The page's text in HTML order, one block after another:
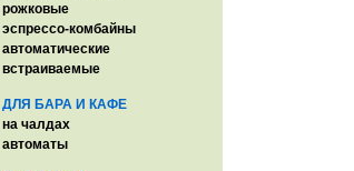
рожковые
эспрессо-комбайны
автоматические
встраиваемые
ДЛЯ БАРА И КАФЕ
на чалдах
автоматы